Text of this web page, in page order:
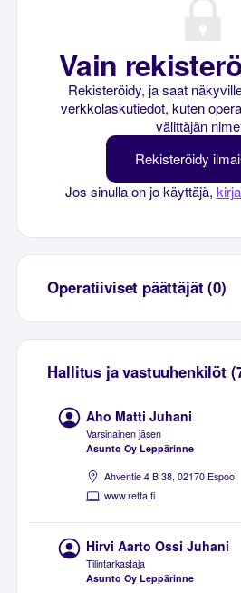
Vain
Rekisteröidy, ja saat
verkkolaskutiedot, kuten
välittäjän
Rekisteröidy
Jos sinulla on jo käyttäjä,
Operatiiviset päättäjät (0)
Hallitus ja vastuuhenkilöt
Aho Matti Juhani
Varsinainen jäsen
Asunto Oy Leppärinne
Ahventie 4 B 38, 02170 Espoo
www.retta.fi
Hirvi Aarto Ossi Juhani
Tilintarkastaja
Asunto Oy Leppärinne